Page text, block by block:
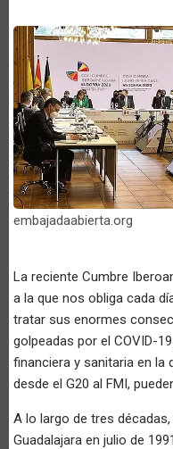
embajadaabierta.org
La reciente Cumbre
a la que nos obliga cada
tratar sus enormes
golpeadas por el COVID-
financiera y sanitaria en la
desde el G20 al FMI,
A lo largo de tres
Guadalajara en julio de